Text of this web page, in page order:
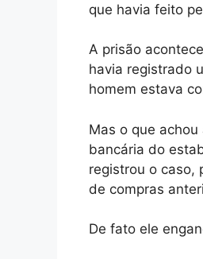
que havia feito
A prisão
havia registrado
homem estava
Mas o que
bancária do
registrou o caso,
de compras
De fato ele